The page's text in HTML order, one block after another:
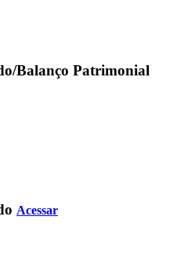
Balanço Patrimonial
Acessar